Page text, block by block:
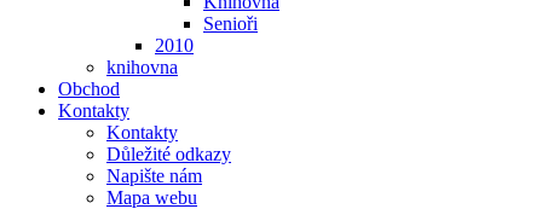
Senioři
2010
knihovna
Obchod
Kontakty
Kontakty
Důležité odkazy
Napište nám
Mapa webu